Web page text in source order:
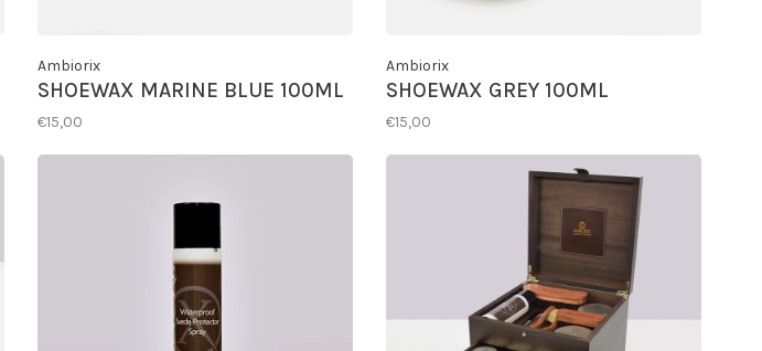
Ambiorix
SHOEWAX MARINE BLUE 100ML
€15,00
Ambiorix
SHOEWAX GREY 100ML
€15,00